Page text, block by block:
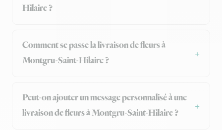
Hilaire ?
Comment se passe la livraison de fleurs à
Montgru-Saint-Hilaire ?
Peut-on ajouter un message personnalisé à une
livraison de fleurs à Montgru-Saint-Hilaire ?